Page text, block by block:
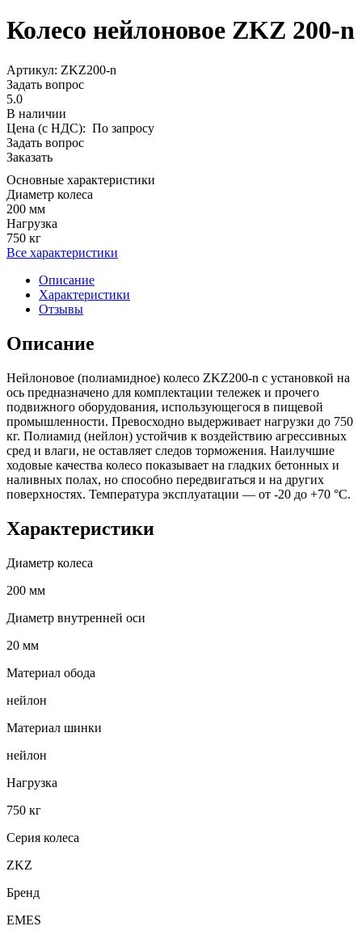
Колесо нейлоновое ZKZ 200-n
Aртикул: ZKZ200-n
Задать вопрос
5.0
В наличии
Цена (с НДС): По запросу
Задать вопрос
Заказать
Основные характеристики
Диаметр колеса
200 мм
Нагрузка
750 кг
Все характеристики
Описание
Характеристики
Отзывы
Описание
Нейлоновое (полиамидное) колесо ZKZ200-n с установкой на
ось предназначено для комплектации тележек и прочего
подвижного оборудования, использующегося в пищевой
промышленности. Превосходно выдерживает нагрузки до 750
кг. Полиамид (нейлон) устойчив к воздействию агрессивных
сред и влаги, не оставляет следов торможения. Наилучшие
ходовые качества колесо показывает на гладких бетонных и
наливных полах, но способно передвигаться и на других
поверхностях. Температура эксплуатации — от -20 до +70 °С.
Характеристики
Диаметр колеса
200 мм
Диаметр внутренней оси
20 мм
Материал обода
нейлон
Материал шинки
нейлон
Нагрузка
750 кг
Серия колеса
ZKZ
Бренд
EMES